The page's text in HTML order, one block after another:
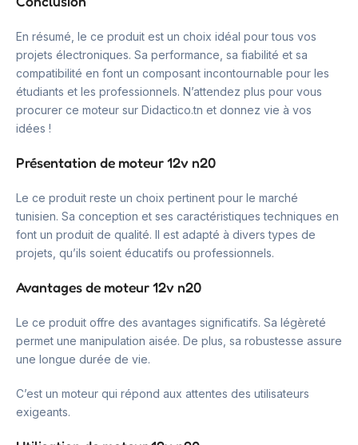
En résumé, le ce produit est un choix idéal pour tous vos
projets électroniques. Sa performance, sa fiabilité et sa
compatibilité en font un composant incontournable pour les
étudiants et les professionnels. N’attendez plus pour vous
procurer ce moteur sur Didactico.tn et donnez vie à vos
idées !
Présentation de moteur 12v n20
Le ce produit reste un choix pertinent pour le marché
tunisien. Sa conception et ses caractéristiques techniques en
font un produit de qualité. Il est adapté à divers types de
projets, qu’ils soient éducatifs ou professionnels.
Avantages de moteur 12v n20
Le ce produit offre des avantages significatifs. Sa légèreté
permet une manipulation aisée. De plus, sa robustesse assure
une longue durée de vie.
C’est un moteur qui répond aux attentes des utilisateurs
exigeants.